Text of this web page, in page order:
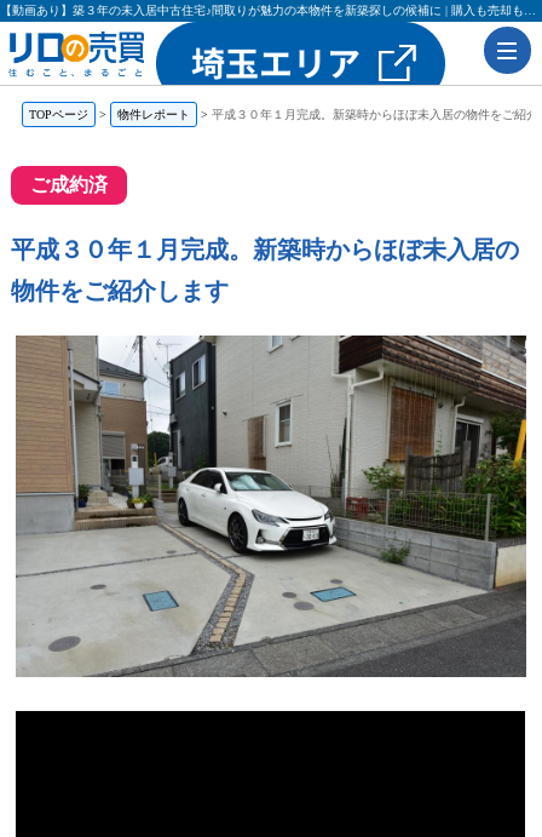
TOPページ 物件レポート 平成３０年１月完成。新築時からほぼ未入居の物件をご紹介
ご成約済
平成３０年１月完成。新築時からほぼ未入居の
物件をご紹介します